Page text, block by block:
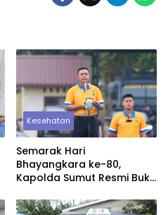
Kesehatan
Semarak Hari
Bhayangkara ke-80,
Kapolda Sumut Resmi Buka
Rohani 2026